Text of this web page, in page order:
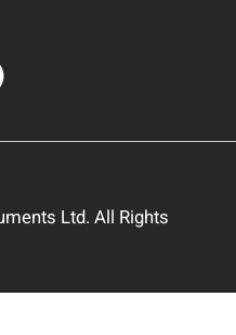
Ltd. All Rights